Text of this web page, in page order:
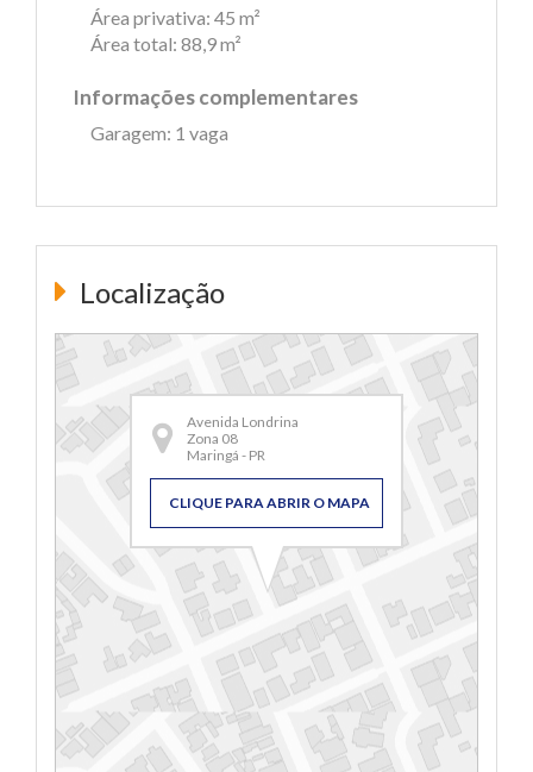
Área privativa: 45 m²
Área total: 88,9 m²
Informações complementares
Garagem: 1 vaga
Localização
Avenida Londrina
Zona 08
Maringá - PR
CLIQUE PARA ABRIR O MAPA